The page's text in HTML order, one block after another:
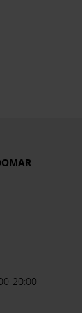
20:00